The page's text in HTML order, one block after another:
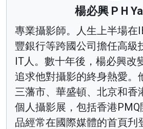
楊必興 P H
專業攝影師。人生上半場在
豐銀行等跨國公司擔任高級
IT人。數十年後，楊必興改
追求他對攝影的終身熱愛。
三藩市、華盛頓、北京和香
個人攝影展，包括香港
品經常在國際媒體的首頁刋